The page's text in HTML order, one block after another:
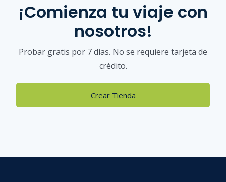
¡Comienza tu viaje con
nosotros!
Probar gratis por 7 días. No se requiere tarjeta de
crédito.
Crear Tienda